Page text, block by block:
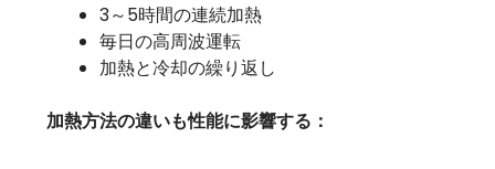
3～5時間の連続加熱
毎日の高周波運転
加熱と冷却の繰り返し
加熱方法の違いも性能に影響する：